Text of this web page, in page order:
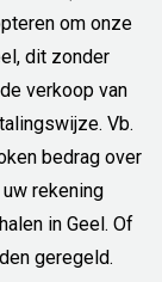
om onze
dit zonder
verkoop van
Vb.
bedrag over
rekening
in Geel. Of
geregeld.